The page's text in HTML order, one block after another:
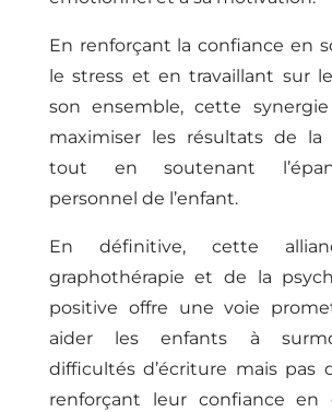
En renforçant la confiance en
le stress et en travaillant sur
son ensemble, cette
maximiser les résultats de la
tout en soutenant
personnel de l’enfant.
En définitive, cette
graphothérapie et de la
positive offre une voie
aider les enfants à
difficultés d’écriture mais pas
renforçant leur confiance